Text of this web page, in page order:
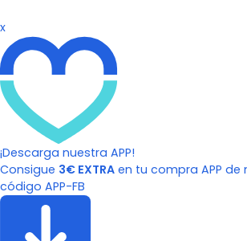
x
¡Descarga nuestra APP!
Consigue 3€ EXTRA en tu compra APP
código APP-FB